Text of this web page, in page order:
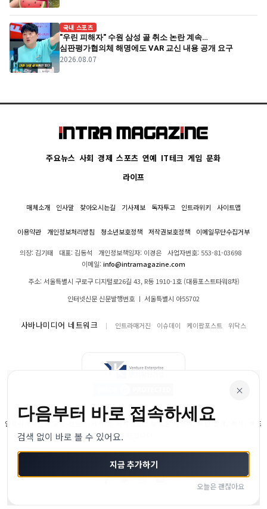
국내 스포츠
"우린 피해자" 수원 삼성 골 취소 논란 계속…
심판평가협의체 해명에도 VAR 교신 내용 공개 요구
2026.08.07
주요뉴스 사회 경제 스포츠 연예 IT테크 게임 문화
라이프
매체소개 인사말 찾아오시는길 기사제보 독자투고 인트라위키 사이트맵
이용약관 개인정보처리방침 청소년보호정책 저작권보호정책 이메일무단수집거부
의장: 김기태 대표: 김동석 개인정보책임자: 이경은
사업자번호: 553-81-03698
이메일:info@intramagazine.com
주소: 서울특별시 구로구 디지털로26길 43, R동 1910-1호 (대륭포스트타워8차)
인터넷신문 신문발행번호 ㅣ 서울특별시 아55702
사바나미디어 네트워크 인트라매거진 이슈데이 케이팝포스트 위닥스
인트라매거진의 모든 콘텐츠(기사)는 저작권법의 보호를 받으며, 무단 전재, 복사, 배포
등을 금합니다.
© 2024–2026 인트라매거진. All Rights Reserved
×
다음부터 바로 접속하세요
검색 없이 바로 볼 수 있어요.
지금 추가하기
오늘은 괜찮아요